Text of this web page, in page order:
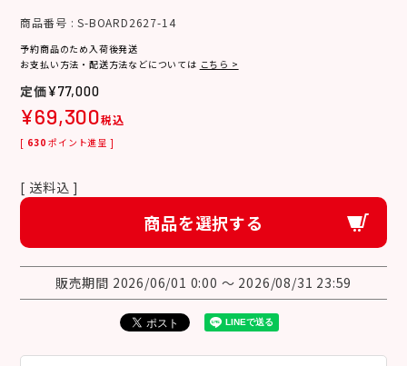
商品番号 S-BOARD2627-14
予約商品のため入荷後発送
お支払い方法・配送方法などについては こちら >
¥77,000
¥69,300税込
[ 630 ポイント進呈 ]
送料込
商品を選択する
販売期間 2026/06/01 0:00 〜 2026/08/31 23:59